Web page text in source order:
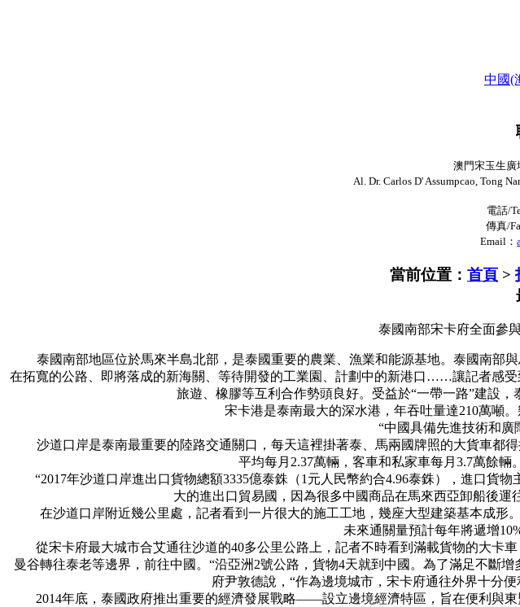
中國(
澳門宋玉生廣
Al. Dr. Carlos D' Assumpcao, Tong
電話/
傳真/
Email：
當前位置： 首頁 >
泰國南部宋卡府全面參
泰國南部地區位於馬來半島北部，是泰國重要的農業、漁業和能源基地。泰國南部與
在拓寬的公路、即將落成的新海關、等待開發的工業園、計劃中的新港口……讓記者感
旅遊、橡膠等互利合作勢頭良好。受益於“一帶一路”建設
宋卡港是泰南最大的深水港，年吞吐量達210萬噸。
“中國具備先進技術和廣
沙道口岸是泰南最重要的陸路交通關口，每天這裡掛著泰、馬兩國牌照的大貨車都得
平均每月2.37萬輛，客車和私家車每月3.7萬餘輛
“2017年沙道口岸進出口貨物總額3335億泰銖（1元人民幣約合4.96泰銖），進口貨
大的進出口貿易國，因為很多中國商品在馬來西亞卸船後運
在沙道口岸附近幾公里處，記者看到一片很大的施工工地，幾座大型建築基本成形。
未來通關量預計每年將遞增
從宋卡府最大城市合艾通往沙道的40多公里公路上，記者不時看到滿載貨物的大卡
曼谷轉往泰老等邊界，前往中國。“沿亞洲2號公路，貨物4天就到中國。為了滿足不斷
府尹敦德說，“作為邊境城市，宋卡府通往外界十分
2014年底，泰國政府推出重要的經濟發展戰略——設立邊境經濟特區，旨在便利與東